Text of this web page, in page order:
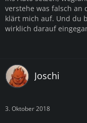
verstehe was falsch an
klärt mich auf. Und du
wirklich darauf
Joschi
3. Oktober 2018